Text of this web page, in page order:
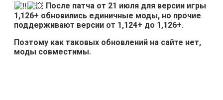
После патча от 21 июля для версии игры
1,126+ обновились единичные моды, но прочие
поддерживают версии от 1,124+ до 1,126+.
Поэтому как таковых обновлений на сайте нет,
моды совместимы.